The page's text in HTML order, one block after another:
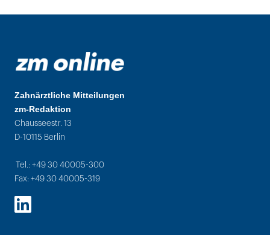
Zahnärztliche Mitteilungen
zm-Redaktion
Chausseestr. 13
D-10115 Berlin
Tel.: +49 30 40005-300
Fax: +49 30 40005-319
LinkedIn